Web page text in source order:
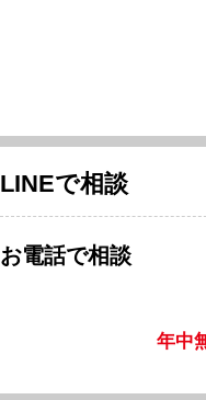
LINEで相談
お電話で相談
年中